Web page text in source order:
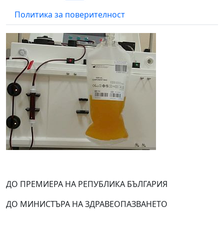
Политика за поверителност
ДО ПРЕМИЕРА НА РЕПУБЛИКА БЪЛГАРИЯ
ДО МИНИСТЪРА НА ЗДРАВЕОПАЗВАНЕТО